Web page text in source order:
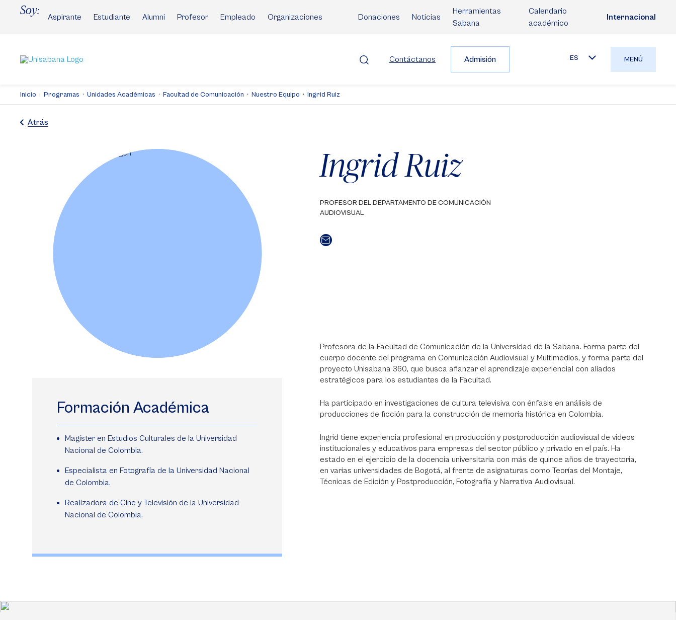
Soy:
Aspirante Estudiante Alumni Profesor Empleado Organizaciones Donaciones Noticias
Herramientas
Sabana
Calendario
académico
Internacional
Contáctanos Admisión ES MENÚ
Inicio Programas Unidades Académicas Facultad de Comunicación Nuestro Equipo Ingrid Ruiz
Atrás
Ingrid Ruiz
PROFESOR DEL DEPARTAMENTO DE COMUNICACIÓN
AUDIOVISUAL
Formación Académica
Magíster en Estudios Culturales de la Universidad
Nacional de Colombia.
Especialista en Fotografía de la Universidad Nacional
de Colombia.
Realizadora de Cine y Televisión de la Universidad
Nacional de Colombia.
Profesora de la Facultad de Comunicación de la Universidad de la Sabana. Forma parte del
cuerpo docente del programa en Comunicación Audiovisual y Multimedios, y forma parte del
proyecto Unisabana 360, que busca afianzar el aprendizaje experiencial con aliados
estratégicos para los estudiantes de la Facultad.
Ha participado en investigaciones de cultura televisiva con énfasis en análisis de
producciones de ficción para la construcción de memoria histórica en Colombia.
Ingrid tiene experiencia profesional en producción y postproducción audiovisual de videos
institucionales y educativos para empresas del sector público y privado en el país. Ha
estado en el ejercicio de la docencia universitaria con más de quince años de trayectoria,
en varias universidades de Bogotá, al frente de asignaturas como Teorías del Montaje,
Técnicas de Edición y Postproducción, Fotografía y Narrativa Audiovisual.